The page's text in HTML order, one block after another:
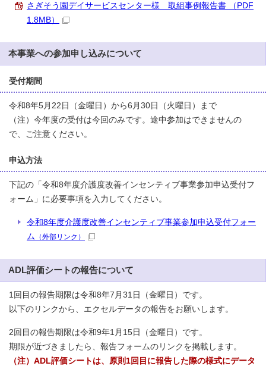
さぎそう園デイサービスセンター様 取組事例報告書 （PDF
1.8MB）
本事業への参加申し込みについて
受付期間
令和8年5月22日（金曜日）から6月30日（火曜日）まで
（注）今年度の受付は今回のみです。途中参加はできませんの
で、ご注意ください。
申込方法
下記の「令和8年度介護度改善インセンティブ事業参加申込受付フ
ォーム」に必要事項を入力してください。
令和8年度介護度改善インセンティブ事業参加申込受付フォー
ム （外部リンク）
ADL評価シートの報告について
1回目の報告期限は令和8年7月31日（金曜日）です。
以下のリンクから、エクセルデータの報告をお願いします。
2回目の報告期限は令和9年1月15日（金曜日）です。
期限が近づきましたら、報告フォームのリンクを掲載します。
（注）ADL評価シートは、原則1回目に報告した際の様式にデータ